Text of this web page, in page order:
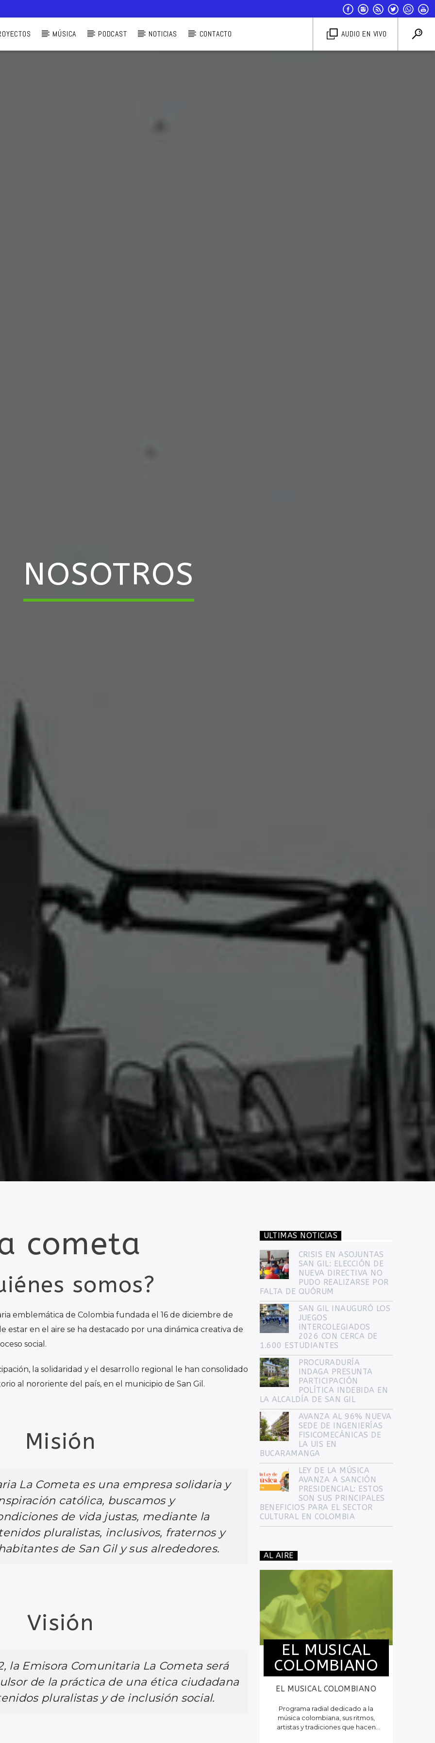
MÚSICA PODCAST NOTICIAS CONTACTO AUDIO EN VIVO
NOSOTROS
cometa
somos?
emblemática de Colombia fundada el 16 de diciembre de
estar en el aire se ha destacado por una dinámica creativa de
la solidaridad y el desarrollo regional le han consolidado
Misión
La Cometa es una empresa solidaria y
católica, buscamos y
de vida justas, mediante la
pluralistas, inclusivos, fraternos y
de San Gil y sus alrededores.
Visión
la Emisora Comunitaria La Cometa será
de la práctica de una ética ciudadana
pluralistas y de inclusión social.
CRISIS EN ASOJUNTAS
SAN GIL: ELECCIÓN DE
NUEVA DIRECTIVA NO
PUDO REALIZARSE POR
FALTA DE QUÓRUM
SAN GIL INAUGURÓ LOS
JUEGOS
INTERCOLEGIADOS
2026 CON CERCA DE
1.600 ESTUDIANTES
PROCURADURÍA
INDAGA PRESUNTA
PARTICIPACIÓN
POLÍTICA INDEBIDA EN
LA ALCALDÍA DE SAN GIL
AVANZA AL 96% NUEVA
SEDE DE INGENIERÍAS
FISICOMECÁNICAS DE
LA UIS EN
BUCARAMANGA
LEY DE LA MÚSICA
AVANZA A SANCIÓN
PRESIDENCIAL: ESTOS
SON SUS PRINCIPALES
BENEFICIOS PARA EL SECTOR
CULTURAL EN COLOMBIA
EL MUSICAL
COLOMBIANO
Programa radial dedicado a la
música colombiana, sus ritmos,